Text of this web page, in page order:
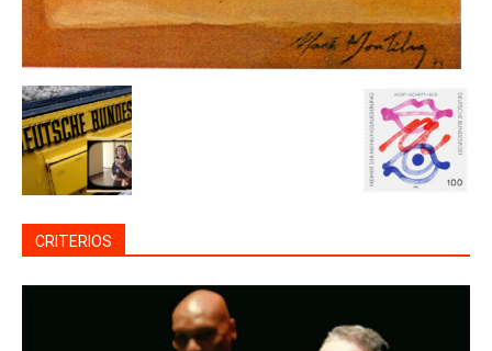
CRITERIOS